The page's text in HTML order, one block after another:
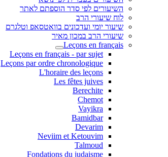
השיעורים לפי סדר הוספתם לאתר
לוח שיעורי הרב
שיעור יומי ועדכונים בוואטסאפ וטלגרם
שיעורי הרב במכון מאיר
Leçons en français
Leçons en français - par sujet
Leçons par ordre chronologique
L'horaire des leçons
Les fêtes juives
Berechite
Chemot
Vayikra
Bamidbar
Devarim
Neviim et Ketouvim
Talmoud
Fondations du judaisme